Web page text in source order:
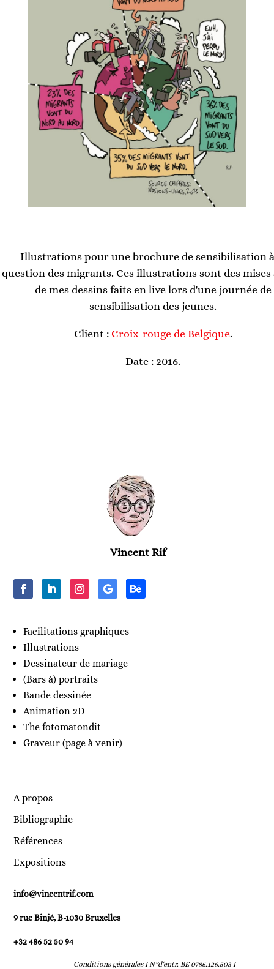
Illustrations pour une brochure de sensibilisation
question des migrants. Ces illustrations sont des mises
de mes dessins faits en live lors d'une journée de
sensibilisation des jeunes.
Client : Croix-rouge de Belgique.
Date : 2016.
Vincent Rif
Facilitations graphiques
Illustrations
Dessinateur de mariage
(Bars à) portraits
Bande dessinée
Animation 2D
The fotomatondit
Graveur (page à venir)
A propos
Bibliographie
Références
Expositions
info@vincentrif.com
9 rue Binjé, B-1030 Bruxelles
+32 486 52 50 94
Conditions générales IN°d'entr. BE 0786.126.503 I